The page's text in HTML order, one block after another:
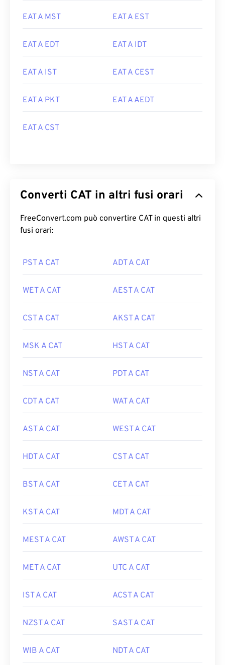
EAT A MST EAT A EST
EAT A EDT EAT A IDT
EAT A IST EAT A CEST
EAT A PKT EAT A AEDT
EAT A CST
Converti CAT in altri fusi orari
FreeConvert.com può convertire CAT in questi altri
fusi orari:
PST A CAT ADT A CAT
WET A CAT AEST A CAT
CST A CAT AKST A CAT
MSK A CAT HST A CAT
NST A CAT PDT A CAT
CDT A CAT WAT A CAT
AST A CAT WEST A CAT
HDT A CAT CST A CAT
BST A CAT CET A CAT
KST A CAT MDT A CAT
MEST A CAT AWST A CAT
MET A CAT UTC A CAT
IST A CAT ACST A CAT
NZST A CAT SAST A CAT
WIB A CAT NDT A CAT